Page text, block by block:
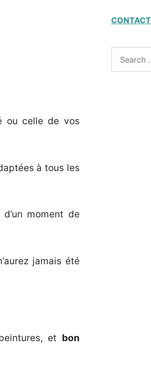
ou celle de vos
à tous les
moment de
jamais été
et bon
CONTACT